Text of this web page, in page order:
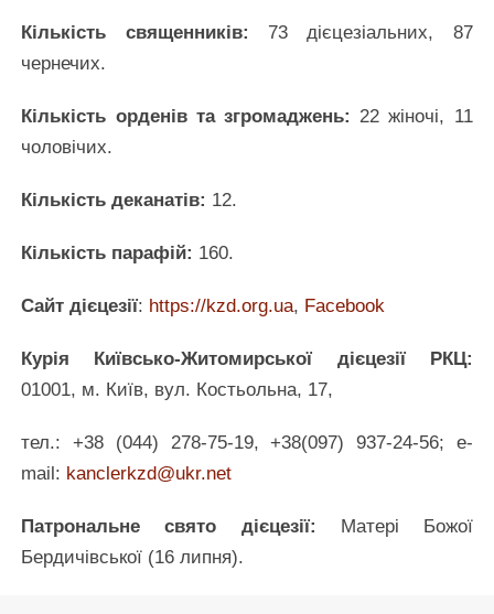
Кількість священників: 73 дієцезіальних, 87
чернечих.
Кількість орденів та згромаджень: 22 жіночі, 11
чоловічих.
Кількість деканатів: 12.
Кількість парафій: 160.
Сайт дієцезії: https://kzd.org.ua, Facebook
Курія Київсько-Житомирської дієцезії РКЦ:
01001, м. Київ, вул. Костьольна, 17,
тел.: +38 (044) 278-75-19, +38(097) 937-24-56; е-
mail: kanclerkzd@ukr.net
Патрональне свято дієцезії: Матері Божої
Бердичівської (16 липня).